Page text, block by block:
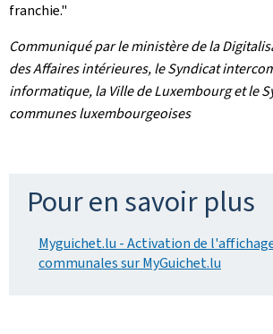
franchie."
Communiqué par le ministère de la
des Affaires intérieures, le Syndicat
informatique, la Ville de Luxembourg et le
communes luxembourgeoises
Pour en savoir plus
Myguichet.lu - Activation de
communales sur MyGuichet.lu